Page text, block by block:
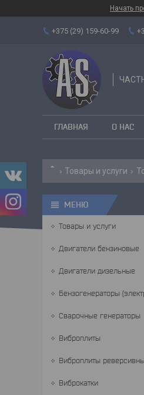
Начать
+375 (29) 159-60-99
ГЛАВНАЯ О НАС
Товары и услуги
Товары и услуги
Двигатели бензиновые
Двигатели дизельные
Бензогенераторы
Сварочные генераторы
Виброплиты
Виброплиты
Виброкатки